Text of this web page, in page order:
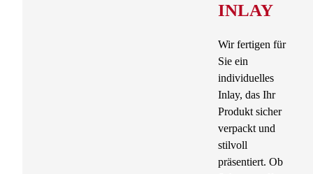
INLAY
Wir fertigen für
Sie ein
individuelles
Inlay, das Ihr
Produkt sicher
verpackt und
stilvoll
präsentiert. Ob